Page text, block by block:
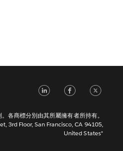
LinkedIn
各商標分別由其所屬擁有者所持有。
3rd Floor, San Francisco, CA 94105,
United States"